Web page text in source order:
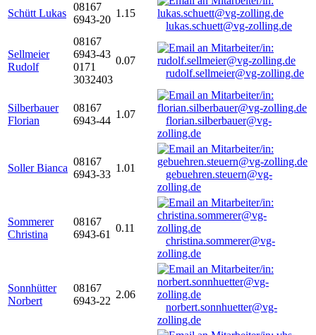
Schütt Lukas
08167
6943-20
1.15
lukas.schuett@vg-zolling.de
Sellmeier
Rudolf
08167
6943-43
0171
3032403
0.07
rudolf.sellmeier@vg-zolling.de
Silberbauer
Florian
08167
6943-44
1.07
florian.silberbauer@vg-
zolling.de
Soller Bianca
08167
6943-33
1.01
gebuehren.steuern@vg-
zolling.de
Sommerer
Christina
08167
6943-61
0.11
christina.sommerer@vg-
zolling.de
Sonnhütter
Norbert
08167
6943-22
2.06
norbert.sonnhuetter@vg-
zolling.de